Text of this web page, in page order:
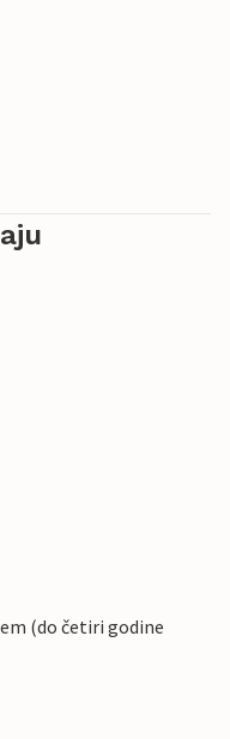
(do četiri godine